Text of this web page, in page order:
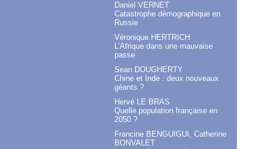
Daniel VERNET
Catastrophe démographique en
Russie
Véronique HERTRICH
L’Afrique dans une mauvaise
passe
Sean DOUGHERTY
Chine et Inde : deux nouveaux
géants ?
Hervé LE BRAS
Quelle population française en
2050 ?
Francine BENGUIGUI, Catherine
BONVALET